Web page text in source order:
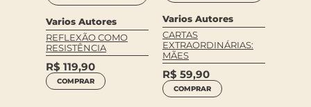
Varios Autores
REFLEXÃO COMO
RESISTÊNCIA
R$ 119,90
COMPRAR
Varios Autores
CARTAS
EXTRAORDINÁRIAS:
MÃES
R$ 59,90
COMPRAR